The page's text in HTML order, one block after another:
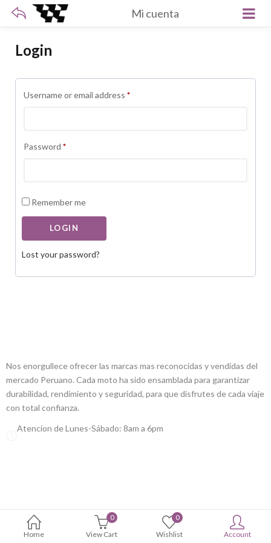
Mi cuenta
Home
0
View Cart
0
Wishlist
Account
Login
Username or email address *Required
Password *Required
Remember me
Lost your password?
Nos enorgullece ofrecer las marcas mas reconocidas y vendidas del
mercado Peruano. Cada moto ha sido ensamblada para garantizar
durabilidad, rendimiento y seguridad, para que disfrutes de cada viaje
con total confianza.
Atencion de Lunes-Sábado: 8am a 6pm